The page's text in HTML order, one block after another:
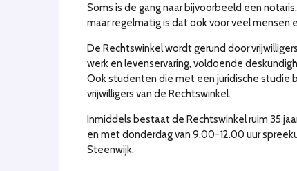
Soms is de gang naar bijvoorbeeld een
maar regelmatig is dat ook voor veel mensen
De Rechtswinkel wordt gerund door
werk en levenservaring, voldoende
Ook studenten die met een juridische studie
vrijwilligers van de Rechtswinkel.
Inmiddels bestaat de Rechtswinkel ruim 35
en met donderdag van 9.00-12.00 uur
Steenwijk.